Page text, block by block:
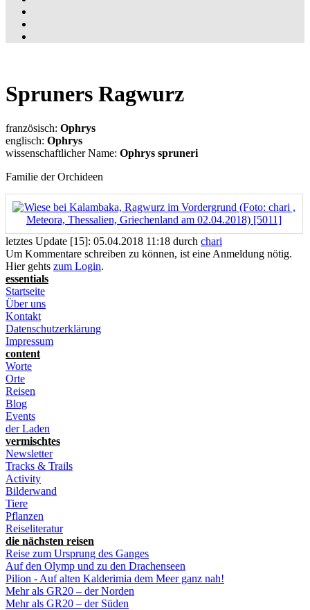
Spruners Ragwurz
französisch: Ophrys
englisch: Ophrys
wissenschaftlicher Name: Ophrys spruneri
Familie der Orchideen
letztes Update [15]: 05.04.2018 11:18 durch chari
Um Kommentare schreiben zu können, ist eine Anmeldung nötig.
Hier gehts zum Login.
essentials
Startseite
Über uns
Kontakt
Datenschutzerklärung
Impressum
content
Worte
Orte
Reisen
Blog
Events
der Laden
vermischtes
Newsletter
Tracks & Trails
Activity
Bilderwand
Tiere
Pflanzen
Reiseliteratur
die nächsten reisen
Reise zum Ursprung des Ganges
Auf den Olymp und zu den Drachenseen
Pilion - Auf alten Kalderimia dem Meer ganz nah!
Mehr als GR20 – der Norden
Mehr als GR20 – der Süden